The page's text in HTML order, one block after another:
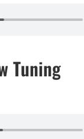
Tuning